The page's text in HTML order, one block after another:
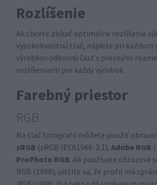
Rozlíšenie
Ak chcete získať optimálne rozlíšenie
vysokokvalitnú tlač, nájdete pri
výrobkov odbornú časť s presnými
rozlíšeniami pre každý výrobok.
Farebný priestor
RGB
Na tlač fotografií môžete použiť
sRGB (sRGB IEC61966-2.1), Adobe RGB
ProPhoto RGB. Ak používate obrazové
RGB (1998), uistite sa, že profil má